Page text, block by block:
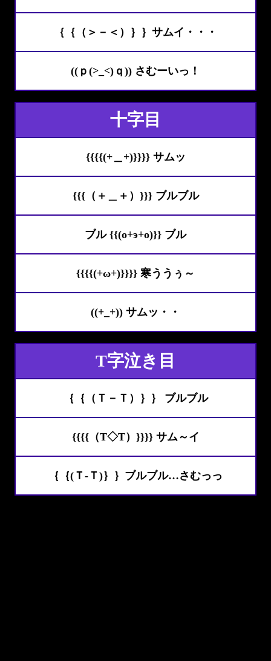
｛｛（＞－＜）｝｝サムイ・・・
((ｐ(>_<)ｑ)) さむーいっ！
十字目
{{{{(+＿+)}}}} サムッ
{{{（＋＿＋）}}} ブルブル
ブル {{(o+э+o)}} ブル
{{{{(+ω+)}}}} 寒ううぅ～
((+_+)) サムッ・・
T字泣き目
｛｛（Ｔ－Ｔ）｝｝ ブルブル
{{{{（T◇T）}}}} サム～イ
｛｛(Ｔ-Ｔ)｝｝ブルブル…さむっっ